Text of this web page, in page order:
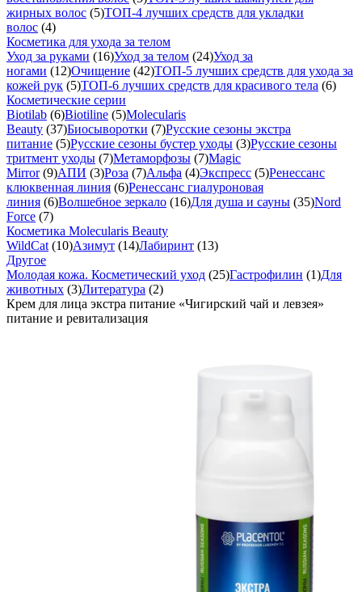
жирных волос (5)ТОП-4 лучших средств для укладки
волос (4)
Косметика для ухода за телом
Уход за руками (16)Уход за телом (24)Уход за
ногами (12)Очищение (42)ТОП-5 лучших средств для ухода за
кожей рук (5)ТОП-6 лучших средств для красивого тела (6)
Косметические серии
Biotilab (6)Biotiline (5)Molecularis
Beauty (37)Биосыворотки (7)Русские сезоны экстра
питание (5)Русские сезоны бустер уходы (3)Русские сезоны
тритмент уходы (7)Метаморфозы (7)Magic
Mirror(9)АПИ (3)Роза (7)Альфа (4)Экспресс (5)Ренессанс
клюквенная линия (6)Ренессанс гиалуроновая
линия (6)Волшебное зеркало (16)Для душа и сауны (35)Nord
Force (7)
Косметика Molecularis Beauty
WildCat (10)Азимут (14)Лабиринт (13)
Другое
Молодая кожа. Косметический уход (25)Гастрофилин (1)Для
животных (3)Литература (2)
Крем для лица экстра питание «Чигирский чай и левзея»
питание и ревитализация